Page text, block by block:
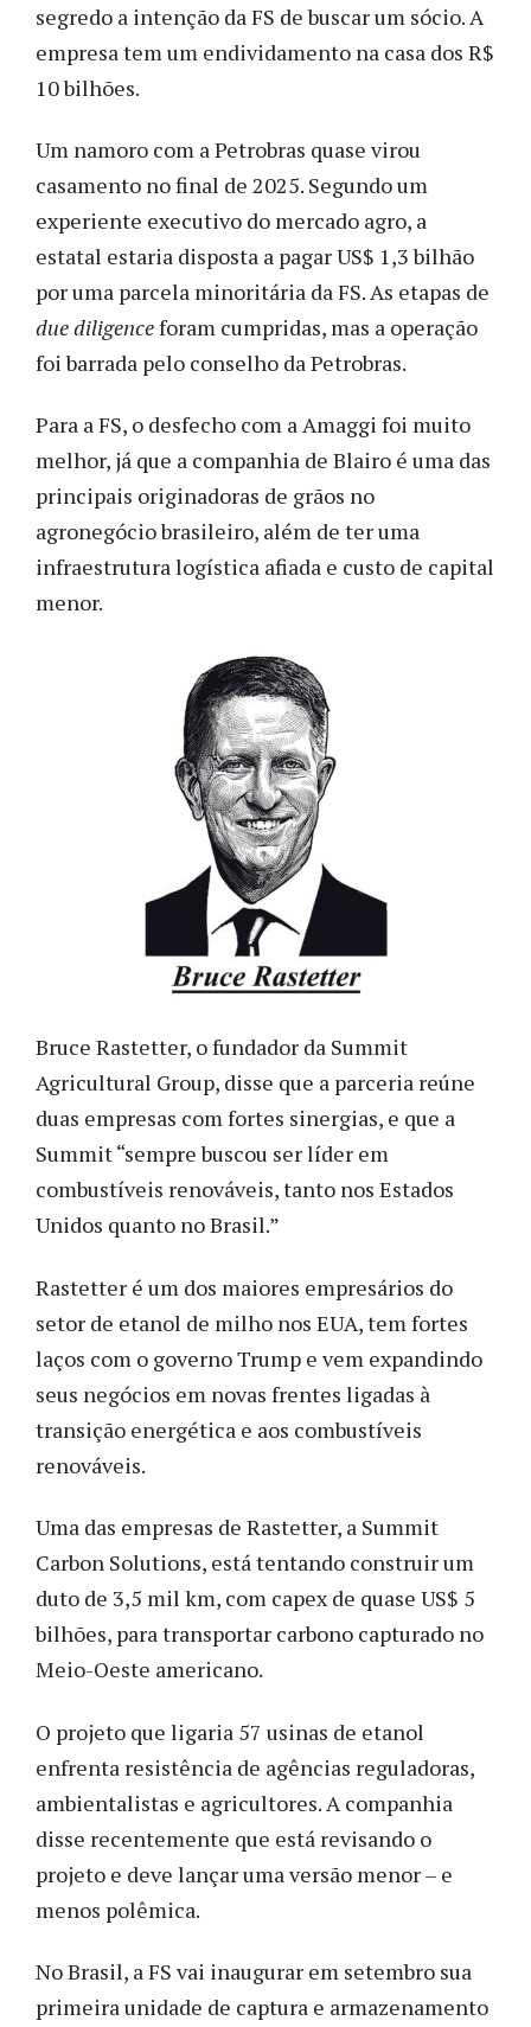
segredo a intenção da FS de buscar um sócio. A
empresa tem um endividamento na casa dos R$
10 bilhões.
Um namoro com a Petrobras quase virou
casamento no final de 2025. Segundo um
experiente executivo do mercado agro, a
estatal estaria disposta a pagar US$ 1,3 bilhão
por uma parcela minoritária da FS. As etapas de
due diligenceforam cumpridas, mas a operação
foi barrada pelo conselho da Petrobras.
Para a FS, o desfecho com a Amaggi foi muito
melhor, já que a companhia de Blairo é uma das
principais originadoras de grãos no
agronegócio brasileiro, além de ter uma
infraestrutura logística afiada e custo de capital
menor.
Bruce Rastetter, o fundador da Summit
Agricultural Group, disse que a parceria reúne
duas empresas com fortes sinergias, e que a
Summit “sempre buscou ser líder em
combustíveis renováveis, tanto nos Estados
Unidos quanto no Brasil.”
Rastetter é um dos maiores empresários do
setor de etanol de milho nos EUA, tem fortes
laços com o governo Trump e vem expandindo
seus negócios em novas frentes ligadas à
transição energética e aos combustíveis
renováveis.
Uma das empresas de Rastetter, a Summit
Carbon Solutions, está tentando construir um
duto de 3,5 mil km, com capex de quase US$ 5
bilhões, para transportar carbono capturado no
Meio-Oeste americano.
O projeto que ligaria 57 usinas de etanol
enfrenta resistência de agências reguladoras,
ambientalistas e agricultores. A companhia
disse recentemente que está revisando o
projeto e deve lançar uma versão menor – e
menos polêmica.
No Brasil, a FS vai inaugurar em setembro sua
primeira unidade de captura e armazenamento